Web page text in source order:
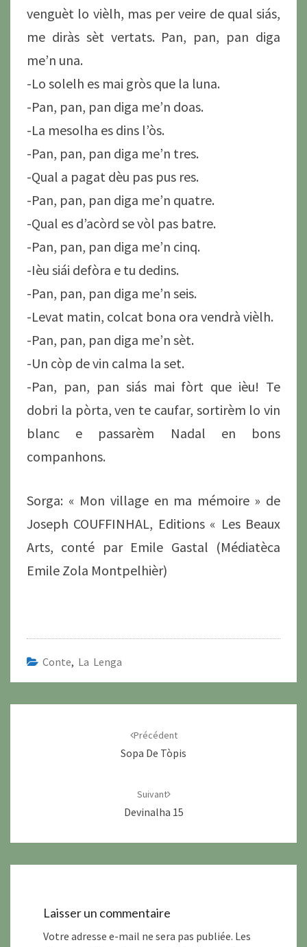
venguèt lo vièlh, mas per veire de qual siás,
me diràs sèt vertats. Pan, pan, pan diga
me’n una.
-Lo solelh es mai gròs que la luna.
-Pan, pan, pan diga me’n doas.
-La mesolha es dins l’òs.
-Pan, pan, pan diga me’n tres.
-Qual a pagat dèu pas pus res.
-Pan, pan, pan diga me’n quatre.
-Qual es d’acòrd se vòl pas batre.
-Pan, pan, pan diga me’n cinq.
-Ièu siái defòra e tu dedins.
-Pan, pan, pan diga me’n seis.
-Levat matin, colcat bona ora vendrà vièlh.
-Pan, pan, pan diga me’n sèt.
-Un còp de vin calma la set.
-Pan, pan, pan siás mai fòrt que ièu! Te
dobri la pòrta, ven te caufar, sortirèm lo vin
blanc e passarèm Nadal en bons
companhons.
Sorga: « Mon village en ma mémoire » de
Joseph COUFFINHAL, Editions « Les Beaux
Arts, conté par Emile Gastal (Médiatèca
Emile Zola Montpelhièr)
Conte, La Lenga
Précédent
Sopa De Tòpis
Suivant
Devinalha 15
Laisser un commentaire
Votre adresse e-mail ne sera pas publiée. Les